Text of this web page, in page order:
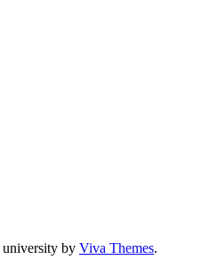
university by Viva Themes.